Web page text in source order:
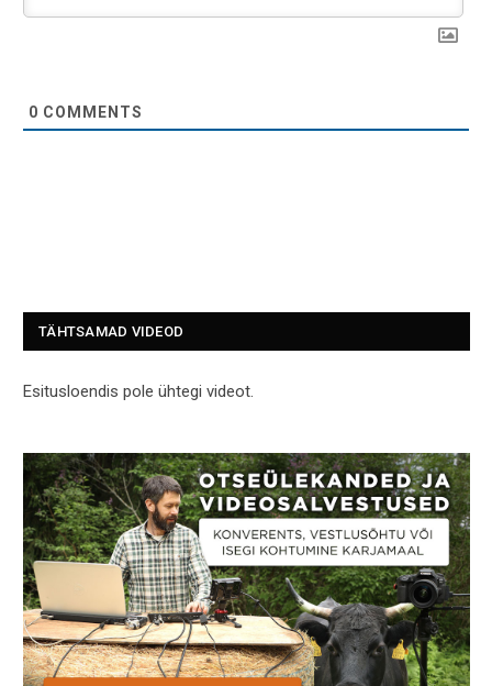
0 COMMENTS
TÄHTSAMAD VIDEOD
Esitusloendis pole ühtegi videot.